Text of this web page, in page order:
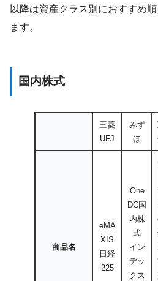
以降は資産クラス別におすすめ
ます。
国内株式
三菱
UFJ
みず
ほ
商品名
eMA
XIS
日経
225
One
DC国
内株
式
イン
デッ
クス